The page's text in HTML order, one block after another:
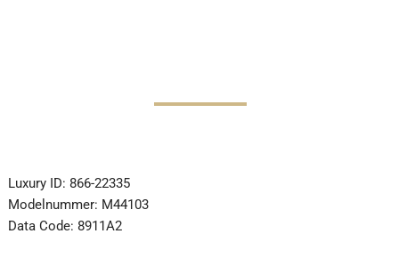
Luxury ID: 866-22335
Modelnummer: M44103
Data Code: 8911A2